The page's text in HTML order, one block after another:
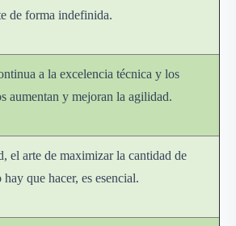
de forma indefinida.
a la excelencia técnica y los
aumentan y mejoran la agilidad.
el arte de maximizar la cantidad de
que hacer, es esencial.